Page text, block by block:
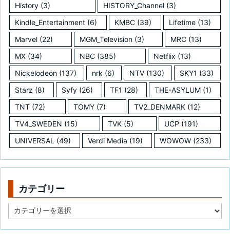
History (3) HISTORY_Channel(3)
Kindle_Entertainment (6) KMBC (39) Lifetime (13)
Marvel (22) MGM_Television(3) MRC (13)
MX (34) NBC (385) Netflix (13)
Nickelodeon (137) nrk (6) NTV (130) SKY1 (33)
Starz (8) Syfy(26) TF1 (28) THE-ASYLUM (1)
TNT (72) TOMY (7) TV2_DENMARK (12)
TV4_SWEDEN (15) TVK (5) UCP (191)
UNIVERSAL (49) Verdi Media (19) WOWOW (233)
カテゴリー
テ